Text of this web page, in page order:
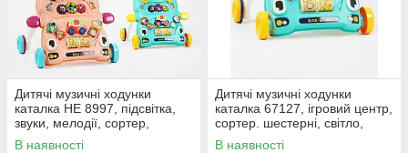
Дитячі музичні ходунки
каталка НЕ 8997, підсвітка,
звуки, мелодії, сортер,
шестерні, клаксон
В наявності
Дитячі музичні ходунки
каталка 67127, ігровий центр,
сортер. шестерні, світло,
пісні,казки, бірюзовий
В наявності